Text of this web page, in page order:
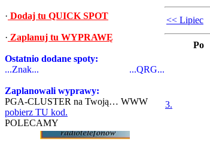
· Dodaj tu QUICK SPOT
· Zaplanuj tu WYPRAWĘ
Ostatnio dodane spoty:
...Znak...
...QRG...
Zaplanowali wyprawy:
PGA-CLUSTER na Twoją… WWW
pobierz TU kod.
POLECAMY
<< Lipiec
Po
3.